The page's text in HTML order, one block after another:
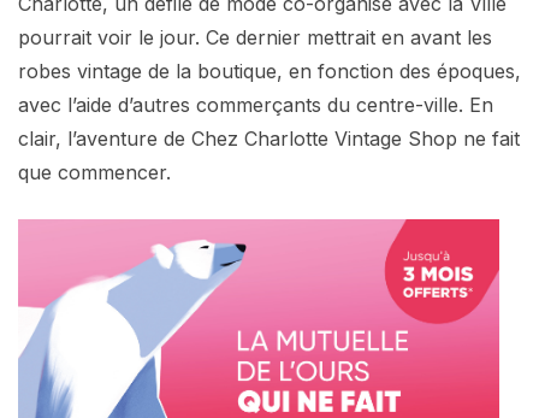
pourrait voir le jour. Ce dernier mettrait en avant les
robes vintage de la boutique, en fonction des époques,
avec l’aide d’autres commerçants du centre-ville. En
clair, l’aventure de Chez Charlotte Vintage Shop ne fait
que commencer.